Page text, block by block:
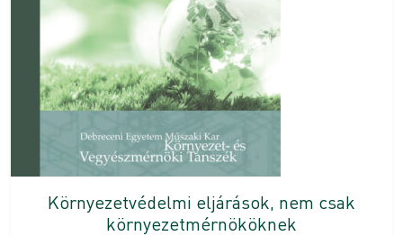
Környezetvédelmi eljárások, nem csak
környezetmérnököknek